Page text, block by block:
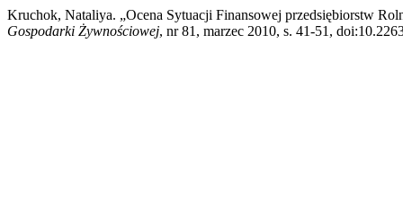
Kruchok, Nataliya. „Ocena Sytuacji Finansowej przedsiębiorstw
Gospodarki Żywnościowej, nr 81, marzec 2010, s. 41-51,